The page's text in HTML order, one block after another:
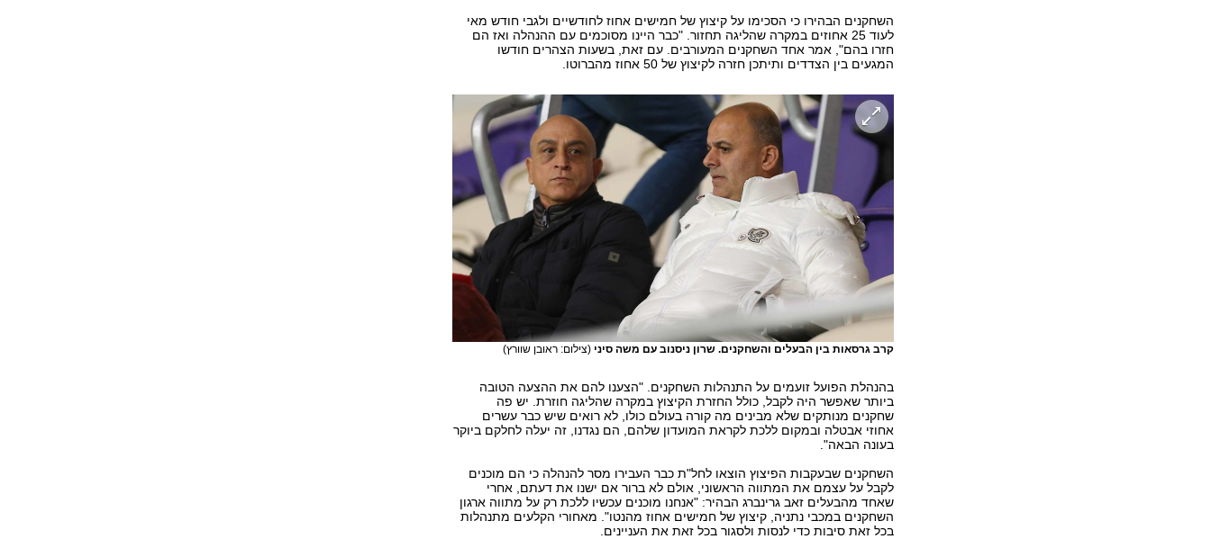
השחקנים הבהירו כי הסכימו על קיצוץ של חמישים אחוז לחודשיים ולגבי חודש מאי
לעוד 25 אחוזים במקרה שהליגה תחזור. "כבר היינו מסוכמים עם ההנהלה ואז הם
חזרו בהם", אמר אחד השחקנים המעורבים. עם זאת, בשעות הצהרים חודשו
המגעים בין הצדדים ותיתכן חזרה לקיצוץ של 50 אחוז מהברוטו.
קרב גרסאות בין הבעלים והשחקנים. שרון ניסנוב עם משה סיני (צילום: ראובן שוורץ)
בהנהלת הפועל זועמים על התנהלות השחקנים. "הצענו להם את ההצעה הטובה
ביותר שאפשר היה לקבל, כולל החזרת הקיצוץ במקרה שהליגה חוזרת. יש פה
שחקנים מנותקים שלא מבינים מה קורה בעולם כולו, לא רואים שיש כבר עשרים
אחוזי אבטלה ובמקום ללכת לקראת המועדון שלהם, הם נגדנו, זה יעלה לחלקם ביוקר
בעונה הבאה".
השחקנים שבעקבות הפיצוץ הוצאו לחל"ת כבר העבירו מסר להנהלה כי הם מוכנים
לקבל על עצמם את המתווה הראשוני, אולם לא ברור אם ישנו את דעתם, אחרי
שאחד מהבעלים זאב גרינברג הבהיר: "אנחנו מוכנים עכשיו ללכת רק על מתווה ארגון
השחקנים במכבי נתניה, קיצוץ של חמישים אחוז מהנטו". מאחורי הקלעים מתנהלות
בכל זאת סיבות כדי לנסות ולסגור בכל זאת את העניינים.